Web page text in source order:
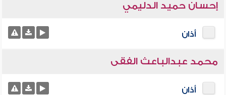
إحسان حميد الدليمي
أذان
محمد عبدالباعث الفقى
أذان